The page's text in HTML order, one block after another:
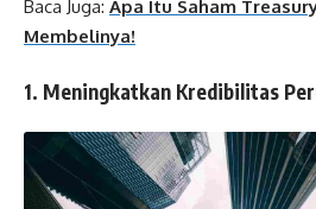
Baca Juga: Apa Itu Saham
Membelinya!
1. Meningkatkan Kredibilitas